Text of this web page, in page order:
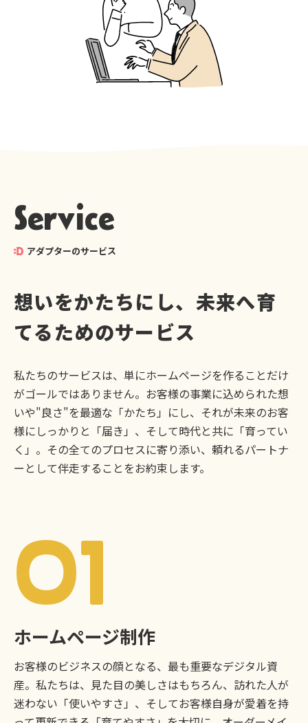
Service
アダプターのサービス
想いをかたちにし、未来へ育
てるためのサービス
私たちのサービスは、単にホームページを作ることだけ
がゴールではありません。お客様の事業に込められた想
いや"良さ"を最適な「かたち」にし、それが未来のお客
様にしっかりと「届き」、そして時代と共に「育ってい
く」。その全てのプロセスに寄り添い、頼れるパートナ
ーとして伴走することをお約束します。
01
ホームページ制作
お客様のビジネスの顔となる、最も重要なデジタル資
産。私たちは、見た目の美しさはもちろん、訪れた人が
迷わない「使いやすさ」、そしてお客様自身が愛着を持